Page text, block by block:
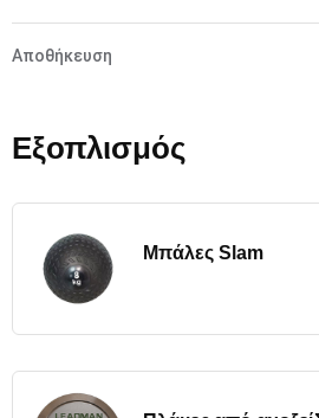
Αποθήκευση
Εξοπλισμός
Μπάλες Slam